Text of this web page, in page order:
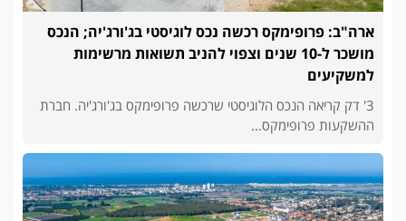
ארה"ב: פרופימקס רכשה נכס לוגיסטי בג'ורג'יה; הנכס
מושכר ל-10 שנים וצפוי להניב תשואות מרשימות
למשקיעים
3' דק קריאה הנכס הלוגיסטי שרכשה פרופימקס בג'ורג'יה. חברת
ההשקעות פרופימקס...